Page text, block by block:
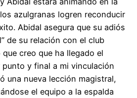
azulgranas logren reconducir
Abidal asegura que su adiós
de su relación con el club
creo que ha llegado el
y final a mi vinculación
una nueva lección magistral,
el equipo a la espalda